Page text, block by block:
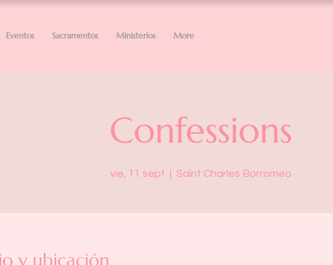
Eventos Sacramentos Ministerios More
Confessions
vie, 11 sept
  |
Saint Charles Borromeo
y ubicación